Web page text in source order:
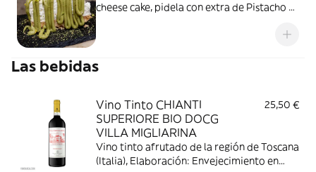
cheese cake, pidela con extra de Pistacho o
Las bebidas
Vino Tinto CHIANTI
SUPERIORE BIO DOCG
VILLA MIGLIARINA
25,50 €
Vino tinto afrutado de la región de Toscana
(Italia), Elaboración: Envejecimiento en